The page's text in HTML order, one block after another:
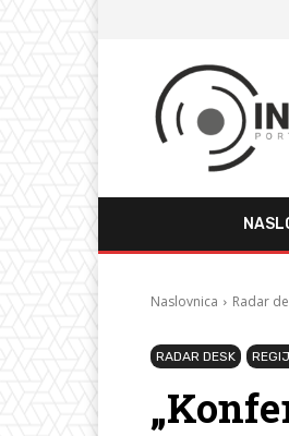
Naslovnica Radar
RADAR DESK